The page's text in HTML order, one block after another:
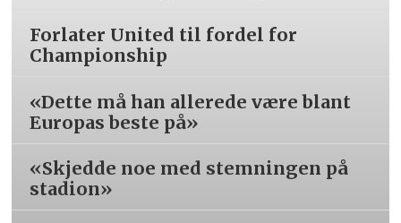
Forlater United til fordel for
Championship
«Dette må han allerede være blant
Europas beste på»
«Skjedde noe med stemningen på
stadion»